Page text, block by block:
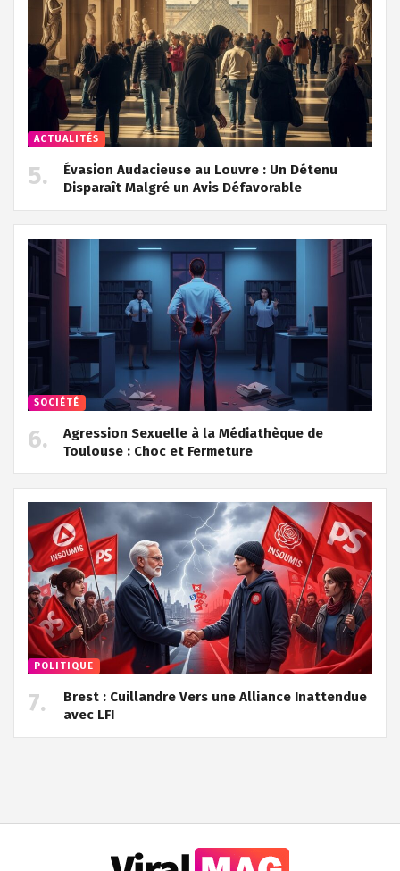
ACTUALITÉS
Évasion Audacieuse au Louvre : Un Détenu
Disparaît Malgré un Avis Défavorable
SOCIÉTÉ
Agression Sexuelle à la Médiathèque de
Toulouse : Choc et Fermeture
POLITIQUE
Brest : Cuillandre Vers une Alliance Inattendue
avec LFI